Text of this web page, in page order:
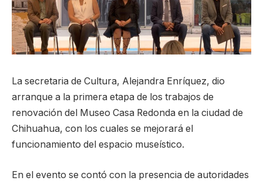
La secretaria de Cultura, Alejandra Enríquez, dio
arranque a la primera etapa de los trabajos de
renovación del Museo Casa Redonda en la ciudad de
Chihuahua, con los cuales se mejorará el
funcionamiento del espacio museístico.
En el evento se contó con la presencia de autoridades